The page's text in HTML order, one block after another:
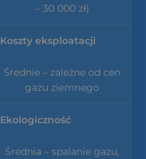
– 30 000 zł)
Koszty eksploatacji
Średnie – zależne od cen
gazu ziemnego
Ekologiczność
Średnia – spalanie gazu,